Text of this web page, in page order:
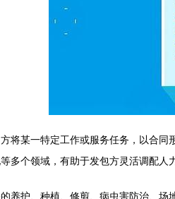
将某一特定工作或服务任务，以合
多个领域，有助于发包方灵活调配人
养护、种植、修剪、病虫害防治、